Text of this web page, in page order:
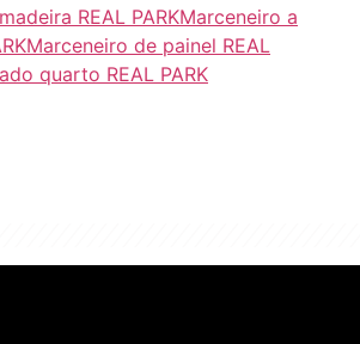
REAL PARKMarceneiro a
Marceneiro de painel REAL
quarto REAL PARK